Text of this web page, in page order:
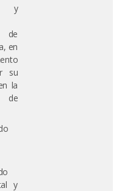
y
de
en
su
la
de
y